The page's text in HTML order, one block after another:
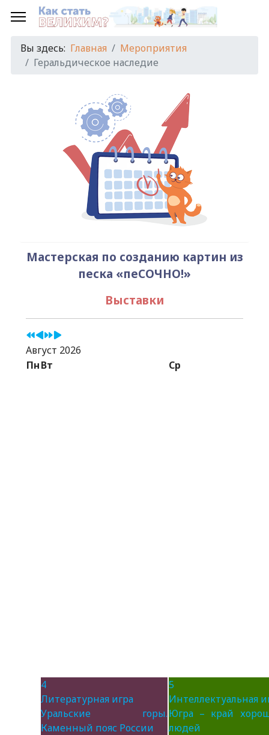
Вы здесь: Главная
Мероприятия
Геральдическое наследие
Мастерская по созданию картин из
песка «пеСОЧНО!»
Выставки
годмесяц
годмесяц
Август 2026
ПнВт Ср
4
Литературная игра
Уральские горы.
Каменный пояс России
5
Интеллектуальная
Югра – край
людей